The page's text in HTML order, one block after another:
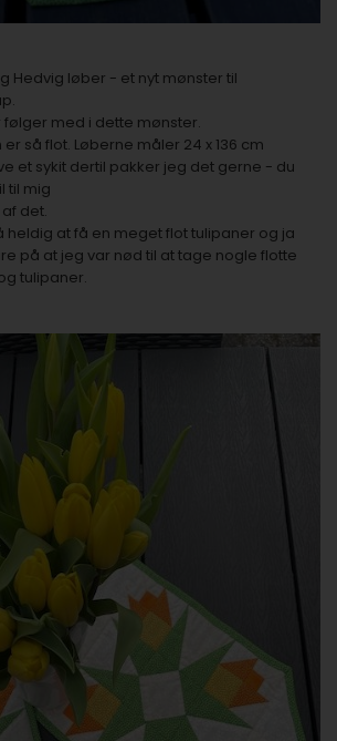
Hedvig løber - et nyt mønster til
med i dette mønster.
så flot. Løberne måler 24 x 136 cm
et sykit dertil pakker jeg det gerne - du
til mig
det.
heldig at få en meget flot tulipaner og ja
på at jeg var nød til at tage nogle flotte
tulipaner.